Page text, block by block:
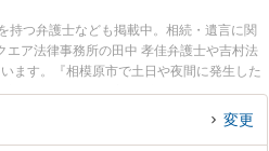
つ弁護士なども掲載中。相続・遺言に関
ア法律事務所の田中 孝佳弁護士や吉村法
ます。『相模原市で土日や夜間に発生した
回相談無料で遺産分割調停を法律相談でき
変更